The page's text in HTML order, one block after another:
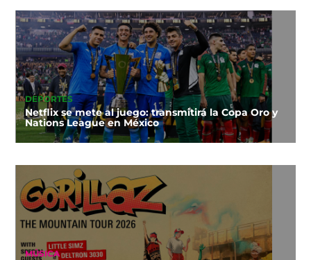
DEPORTES
Netflix se mete al juego: transmitirá la Copa Oro y
Nations League en México
MÚSICA